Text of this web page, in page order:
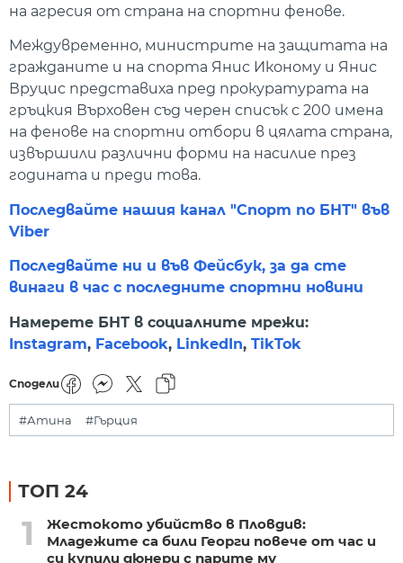
на агресия от страна на спортни фенове.
Междувременно, министрите на защитата на
гражданите и на спорта Янис Иконому и Янис
Вруцис представиха пред прокуратурата на
гръцкия Върховен съд черен списък с 200 имена
на фенове на спортни отбори в цялата страна,
извършили различни форми на насилие през
годината и преди това.
Последвайте нашия канал "Спорт по БНТ" във
Viber
Последвайте ни и във Фейсбук, за да сте
винаги в час с последните спортни новини
Намерете БНТ в социалните мрежи:
Instagram, Facebook, LinkedIn, TikTok
Сподели
#Атина #Гърция
ТОП 24
1
Жестокото убийство в Пловдив:
Младежите са били Георги повече от час и
си купили дюнери с парите му